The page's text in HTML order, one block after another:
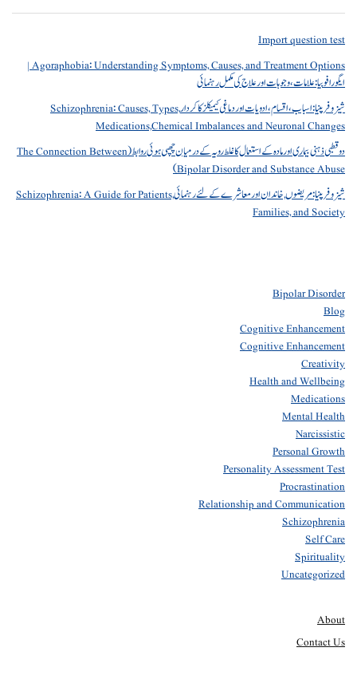
Import question test
Agoraphobia: Understanding Symptoms, Causes, and Treatment Options |
ایگورافوبیا: علامات، وجوہات اور علاج کی مکمل رہنمائی
شیزوفرینیا: اسباب، اقسام، ادویات اور دماغی کیمیکلز کا کردار Schizophrenia: Causes, Types,
Medications,Chemical Imbalances and Neuronal Changes
دو قطبی ذہنی بیماری اور مادہ کے استعمال کا غلط رویہ کے درمیان چھپی ہوئی روابط (The Connection Between
Bipolar Disorder and Substance Abuse)
شیزوفرینیا: مریضوں, خاندان اور معاشرے کے لئے رہنمائی Schizophrenia: A Guide for Patients,
Families, and Society
Bipolar Disorder
Blog
Cognitive Enhancement
Cognitive Enhancement
Creativity
Health and Wellbeing
Medications
Mental Health
Narcissistic
Personal Growth
Personality Assessment Test
Procrastination
Relationship and Communication
Schizophrenia
Self Care
Spirituality
Uncategorized
About
Contact Us